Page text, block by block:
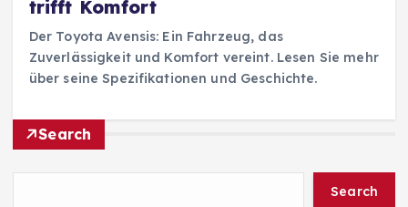
trifft Komfort
Der Toyota Avensis: Ein Fahrzeug, das
Zuverlässigkeit und Komfort vereint. Lesen Sie mehr
über seine Spezifikationen und Geschichte.
Search
Search